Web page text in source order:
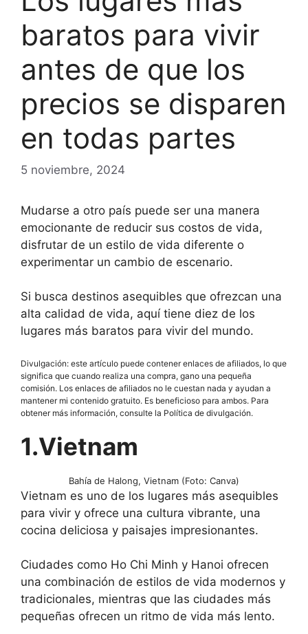
baratos para vivir
antes de que los
precios se disparen
en todas partes
5 noviembre, 2024
Mudarse a otro país puede ser una manera
emocionante de reducir sus costos de vida,
disfrutar de un estilo de vida diferente o
experimentar un cambio de escenario.
Si busca destinos asequibles que ofrezcan una
alta calidad de vida, aquí tiene diez de los
lugares más baratos para vivir del mundo.
Divulgación: este artículo puede contener enlaces de afiliados, lo que
significa que cuando realiza una compra, gano una pequeña
comisión. Los enlaces de afiliados no le cuestan nada y ayudan a
mantener mi contenido gratuito. Es beneficioso para ambos. Para
obtener más información, consulte la Política de divulgación.
1.Vietnam
Bahía de Halong, Vietnam (Foto: Canva)
Vietnam es uno de los lugares más asequibles
para vivir y ofrece una cultura vibrante, una
cocina deliciosa y paisajes impresionantes.
Ciudades como Ho Chi Minh y Hanoi ofrecen
una combinación de estilos de vida modernos y
tradicionales, mientras que las ciudades más
pequeñas ofrecen un ritmo de vida más lento.